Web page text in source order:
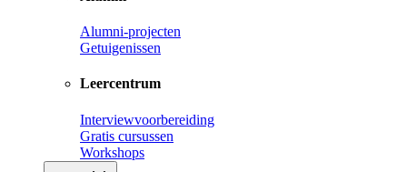
Alumni-projecten
Getuigenissen
Leercentrum
Interviewvoorbereiding
Gratis cursussen
Workshops